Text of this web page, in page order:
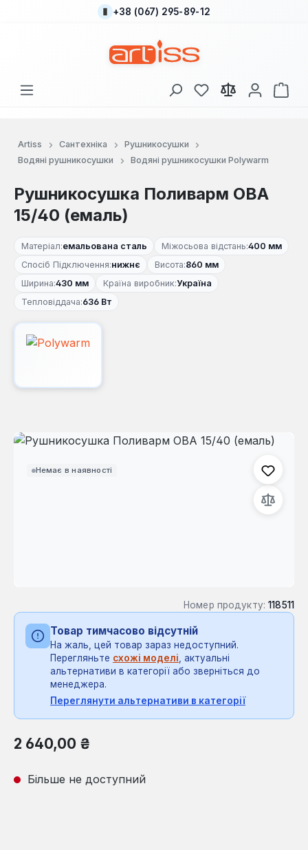
Перейти до основного вмісту
+38 (067) 295-89-12
У вас є 0 у списку
Artiss Сантехніка
Рушникосушки
Водяні рушникосушки
Водяні рушникосушки Polywarm
Рушникосушка Поливарм ОВА
15/40 (емаль)
Матеріал:емальована сталь Міжосьова відстань:400 мм
Спосіб Підключення:нижнє Висота:860 мм
Ширина:430 мм Країна виробник:Україна
Тепловіддача:636 Вт
Немає в наявності
Пропустити галерею зображень
Номер продукту: 118511
Товар тимчасово відсутній
На жаль, цей товар зараз недоступний.
Перегляньте схожі моделі, актуальні
альтернативи в категорії або зверніться до
менеджера.
Переглянути альтернативи в категорії
Звичайна ціна:
2 640,00 ₴
Більше не доступний